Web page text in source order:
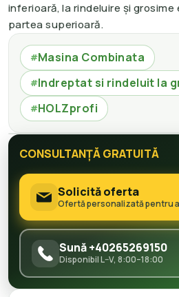
inferioară, la rindeluire și
partea superioară.
#Masina Combinata
#Indreptat si rindeluit la
#HOLZprofi
CONSULTANȚĂ GRATUITĂ
Solicită oferta
Ofertă personalizată pentru
Sună +40265269150
Disponibil L–V, 8:00–18:00